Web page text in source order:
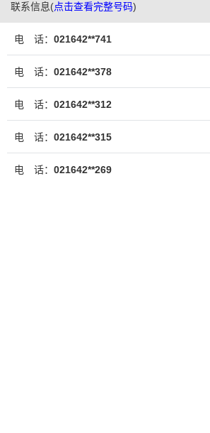
联系信息(点击查看完整号码)
电 话： 021642**741
电 话： 021642**378
电 话： 021642**312
电 话： 021642**315
电 话： 021642**269